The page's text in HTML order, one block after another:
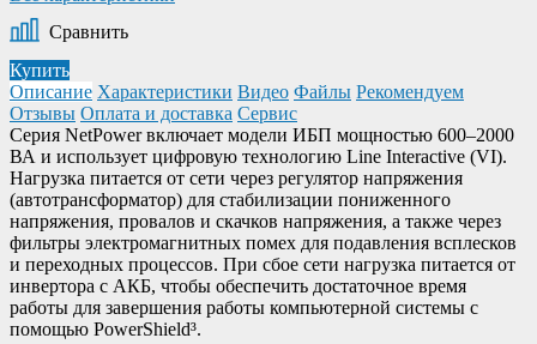
Сравнить
Купить
Описание Характеристики Видео Файлы Рекомендуем
Отзывы Оплата и доставка Сервис
Серия NetPower включает модели ИБП мощностью 600–2000
ВА и использует цифровую технологию Line Interactive (VI).
Нагрузка питается от сети через регулятор напряжения
(автотрансформатор) для стабилизации пониженного
напряжения, провалов и скачков напряжения, а также через
фильтры электромагнитных помех для подавления всплесков
и переходных процессов. При сбое сети нагрузка питается от
инвертора с АКБ, чтобы обеспечить достаточное время
работы для завершения работы компьютерной системы с
помощью PowerShield³.